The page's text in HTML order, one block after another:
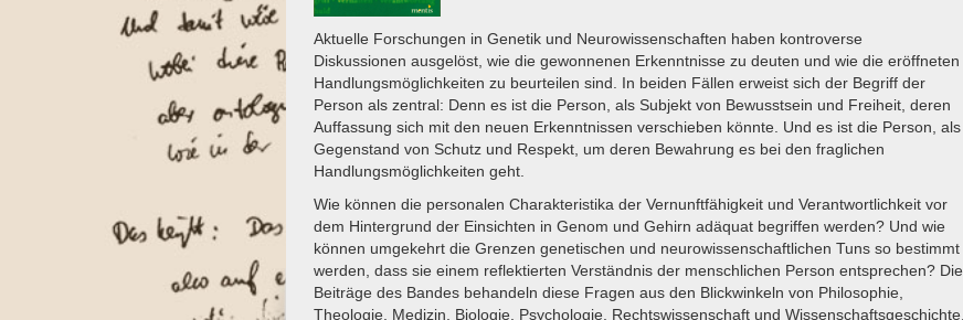
Aktuelle Forschungen in Genetik und Neurowissenschaften haben kontroverse
Diskussionen ausgelöst, wie die gewonnenen Erkenntnisse zu deuten und wie die eröffneten
Handlungsmöglichkeiten zu beurteilen sind. In beiden Fällen erweist sich der Begriff der
Person als zentral: Denn es ist die Person, als Subjekt von Bewusstsein und Freiheit, deren
Auffassung sich mit den neuen Erkenntnissen verschieben könnte. Und es ist die Person, als
Gegenstand von Schutz und Respekt, um deren Bewahrung es bei den fraglichen
Handlungsmöglichkeiten geht.
Wie können die personalen Charakteristika der Vernunftfähigkeit und Verantwortlichkeit vor
dem Hintergrund der Einsichten in Genom und Gehirn adäquat begriffen werden? Und wie
können umgekehrt die Grenzen genetischen und neurowissenschaftlichen Tuns so bestimmt
werden, dass sie einem reflektierten Verständnis der menschlichen Person entsprechen? Die
Beiträge des Bandes behandeln diese Fragen aus den Blickwinkeln von Philosophie,
Theologie, Medizin, Biologie, Psychologie, Rechtswissenschaft und Wissenschaftsgeschichte.